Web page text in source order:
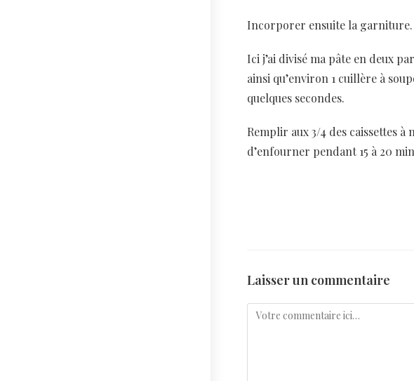
Incorporer ensuite la garniture.
Ici j’ai divisé ma pâte en deux
ainsi qu’environ 1 cuillère à
quelques secondes.
Remplir aux 3/4 des caissettes
d’enfourner pendant 15 à 20
Laisser un commentaire